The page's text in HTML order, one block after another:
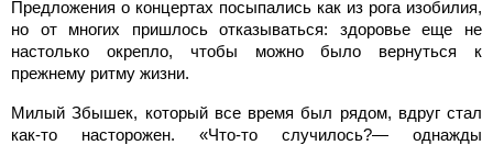
Предложения о концертах посыпались как из рога изобилия,
но от многих пришлось отказываться: здоровье еще не
настолько окрепло, чтобы можно было вернуться к
прежнему ритму жизни.
Милый Збышек, который все время был рядом, вдруг стал
как-то насторожен. «Что-то случилось?— однажды